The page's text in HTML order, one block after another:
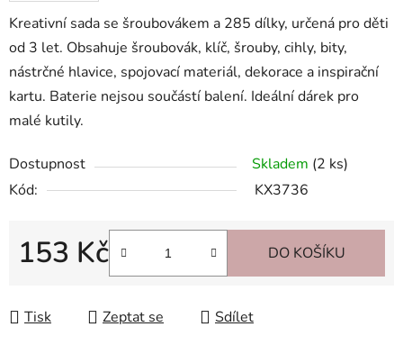
Kreativní sada se šroubovákem a 285 dílky, určená pro děti
od 3 let. Obsahuje šroubovák, klíč, šrouby, cihly, bity,
nástrčné hlavice, spojovací materiál, dekorace a inspirační
kartu. Baterie nejsou součástí balení. Ideální dárek pro
malé kutily.
Dostupnost Skladem (2 ks)
Kód:
KX3736
153 Kč DO KOŠÍKU
Tisk Zeptat se Sdílet